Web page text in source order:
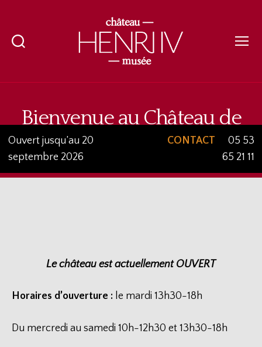
musée
Bienvenue au Château de
Ouvert jusqu’au 20
septembre 2026
CONTACT
05 53
65 21 11
Le château est actuellement OUVERT
Horaires d’ouverture : le mardi 13h30-18h
Du mercredi au samedi 10h-12h30 et 13h30-18h